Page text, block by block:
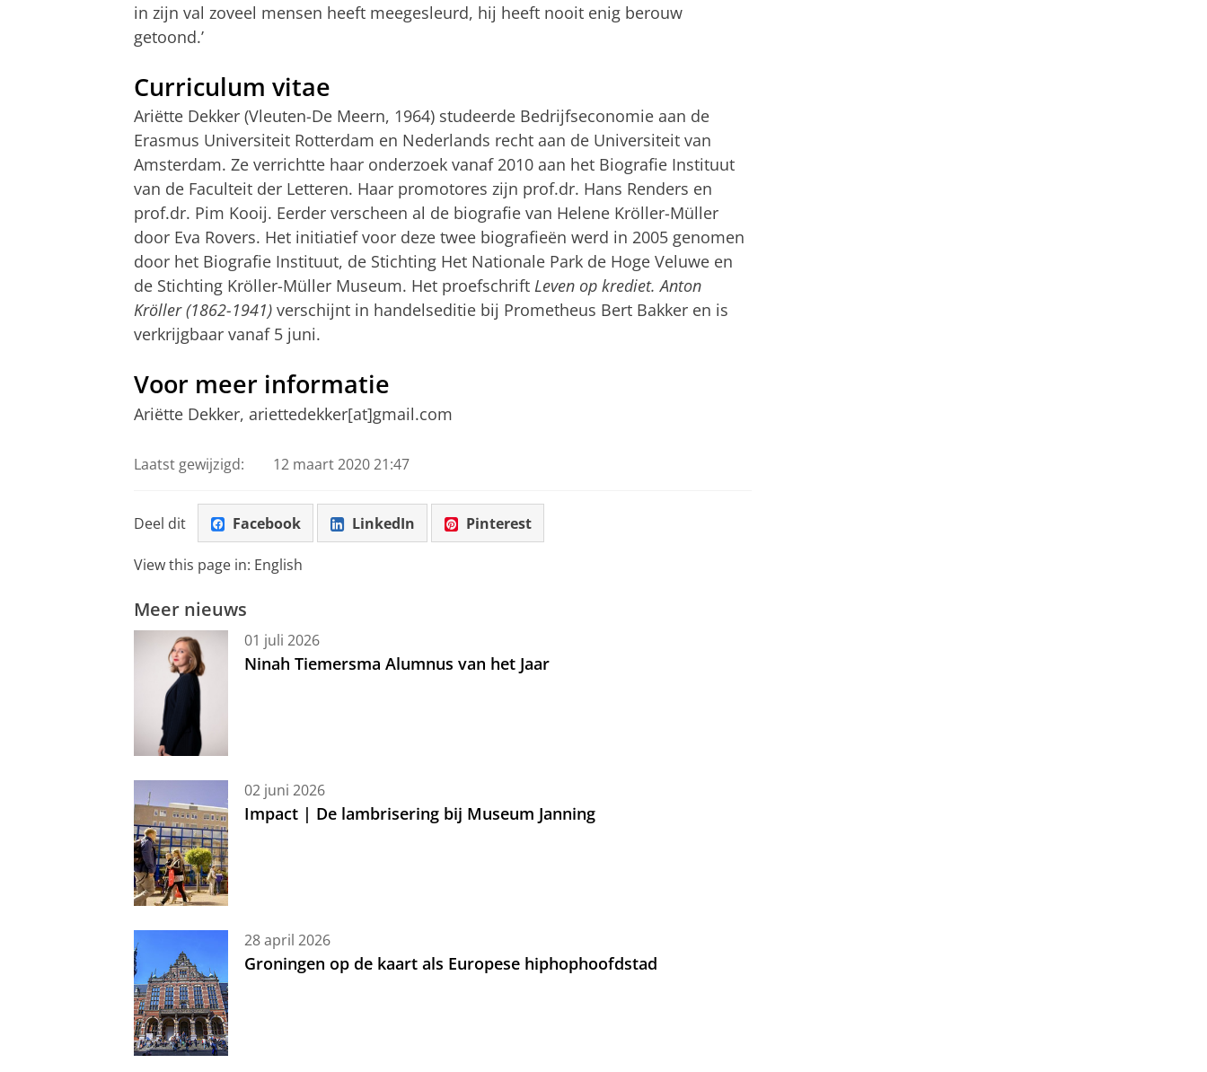
in zijn val zoveel mensen heeft meegesleurd, hij heeft nooit enig berouw
getoond.’
Curriculum vitae
Ariëtte Dekker (Vleuten-De Meern, 1964) studeerde Bedrijfseconomie aan de
Erasmus Universiteit Rotterdam en Nederlands recht aan de Universiteit van
Amsterdam. Ze verrichtte haar onderzoek vanaf 2010 aan het Biografie Instituut
van de Faculteit der Letteren. Haar promotores zijn prof.dr. Hans Renders en
prof.dr. Pim Kooij. Eerder verscheen al de biografie van Helene Kröller-Müller
door Eva Rovers. Het initiatief voor deze twee biografieën werd in 2005 genomen
door het Biografie Instituut, de Stichting Het Nationale Park de Hoge Veluwe en
de Stichting Kröller-Müller Museum. Het proefschrift Leven op krediet. Anton
Kröller (1862-1941) verschijnt in handelseditie bij Prometheus Bert Bakker en is
verkrijgbaar vanaf 5 juni.
Voor meer informatie
Ariëtte Dekker, ariettedekker[at]gmail.com
Laatst gewijzigd: 12 maart 2020 21:47
Deel dit Facebook LinkedIn Pinterest
View this page in: English
Meer nieuws
01 juli 2026
Ninah Tiemersma Alumnus van het Jaar
02 juni 2026
Impact | De lambrisering bij Museum Janning
28 april 2026
Groningen op de kaart als Europese hiphophoofdstad